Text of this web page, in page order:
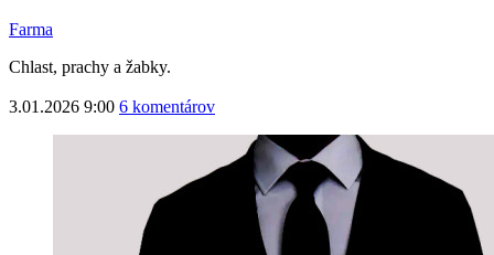
Farma
Chlast, prachy a žabky.
3.01.2026 9:00 6 komentárov